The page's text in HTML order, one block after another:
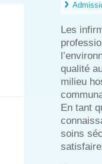
Les
qualité
milieu
En tant
soins